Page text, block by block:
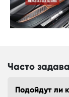
Часто
Подойдут ли